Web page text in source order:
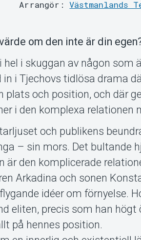
Arrangör:Västmanlands
om den inte är din
i skuggan av någon som
i Tjechovs tidlösa drama
plats och position, och där
i den komplexa relationen
och publikens
– sin mors. Det bultande
är den komplicerade
Arkadina och sonen
idéer om förnyelse.
eliten, precis som han
på hennes position.